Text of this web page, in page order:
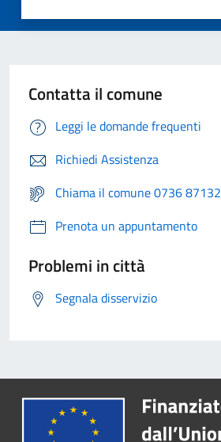
Contatta il comune
Leggi le domande frequenti
Richiedi Assistenza
Chiama il comune 0736 87132
Prenota un appuntamento
Problemi in città
Segnala disservizio